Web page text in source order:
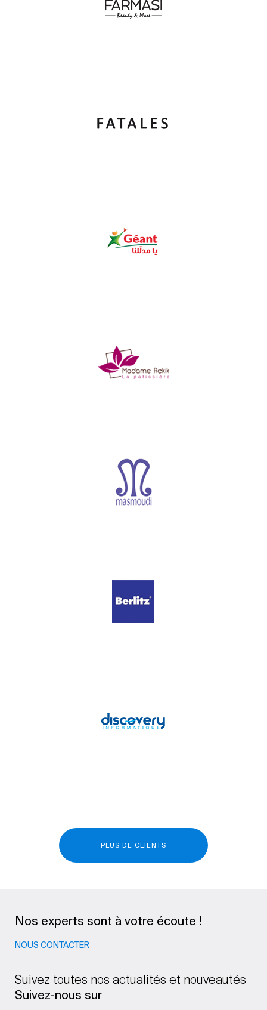
PLUS DE CLIENTS
Nos experts sont à votre écoute !
NOUS CONTACTER
Suivez toutes nos actualités et nouveautés
Suivez-nous sur